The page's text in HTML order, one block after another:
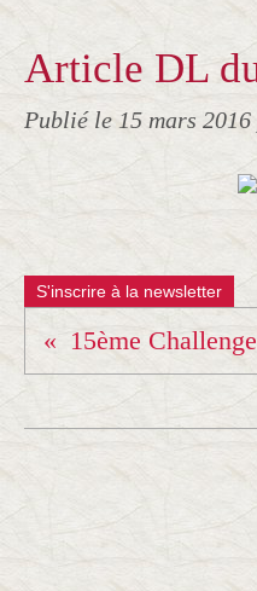
Article DL
Publié le 15 mars 2016
S'inscrire à la newsletter